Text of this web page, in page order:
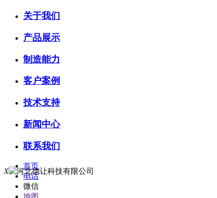
关于我们
产品展示
制造能力
客户案例
技术支持
新闻中心
联系我们
首页
电话
微信
X